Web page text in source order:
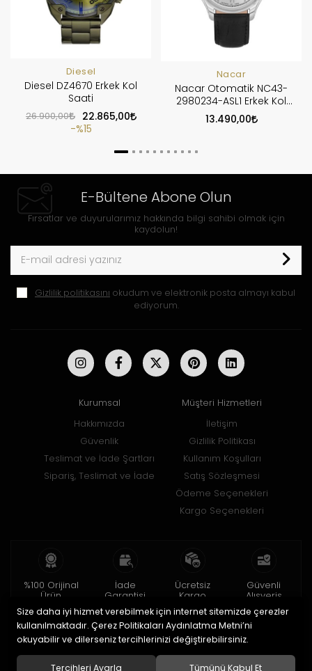
Diesel
Diesel DZ4670 Erkek Kol
Saati
26.900,00
22.865,00
%15
Nacar
Nacar Otomatik NC43-
2980234-ASL1 Erkek Kol
Saati
13.490,00
E-Bültene Abone Olun
Fırsatlar ve duyurularımız hakkında bilgi sahibi olmak için
kaydolun!
Gizlilik politikasını okudum ve elektronik posta almayı kabul
ediyorum.
Kurumsal
Hakkımızda
Güvenlik
Teslimat ve İade Şartları
Sipariş, Teslimat ve İade
Müşteri Hizmetleri
İletişim
Gizlilik Politikası
Kullanım Koşulları
Satış Sözleşmesi
Ödeme Seçenekleri
Kargo Seçenekleri
%100 Orijinal
Ürün
2 yıl garanti
İade
Garantisi
15 gün içinde
iade
Ücretsiz
Kargo
150 TL ve üzeri
Güvenli
Alışveriş
256bit SSL ile
Size daha iyi hizmet verebilmek için internet sitemizde çerezler
kullanılmaktadır. Çerez Politikaları Aydınlatma Metni’ni
okuyabilir ve dilerseniz tercihlerinizi değiştirebilirsiniz.
Tercihleri Ayarla Tümünü Kabul Et